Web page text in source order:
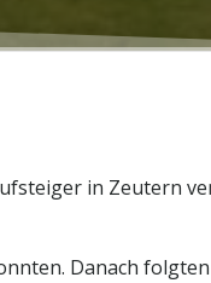
in Zeutern
Danach folgten